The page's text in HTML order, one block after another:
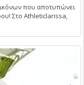
που αποτυπώνει
Στο Athleticlarissa,